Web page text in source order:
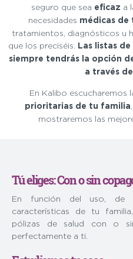
seguro que sea eficaz a
necesidades médicas de
tratamientos, diagnósticos u
que los preciséis. Las listas
siempre tendrás la opción
a través
En Kalibo escucharemos
prioritarias de tu familia
mostraremos las
Tú eliges: Con o sin
En función del uso, de
características de tu
pólizas de salud con o
perfectamente a ti.